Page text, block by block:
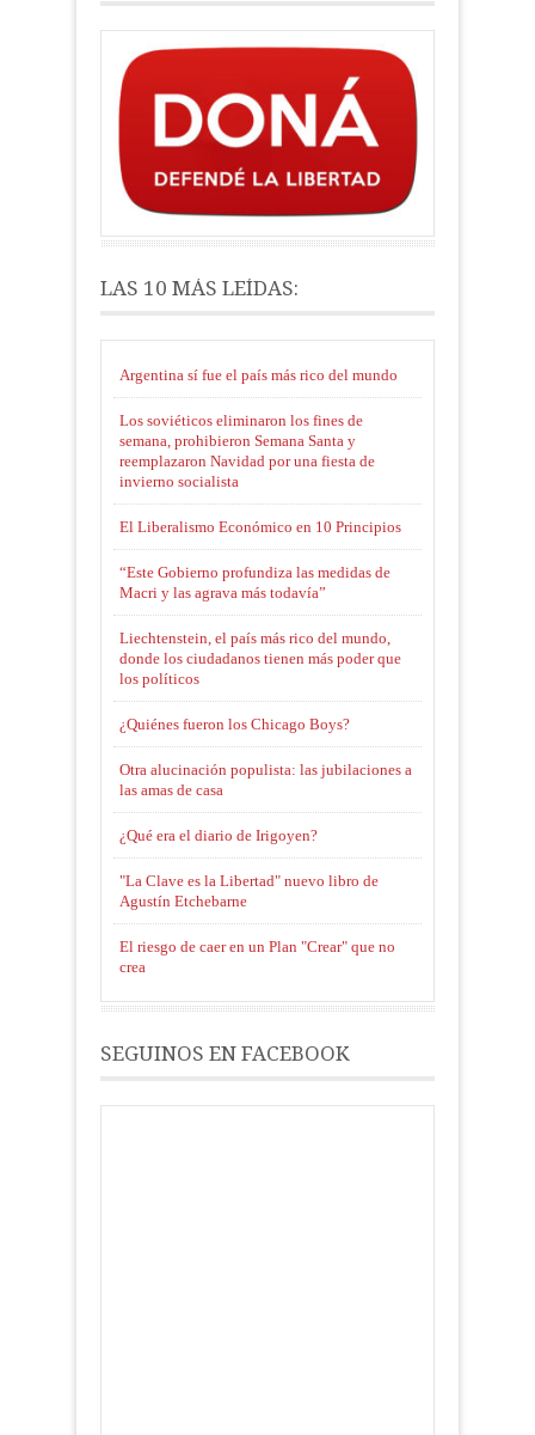
LAS 10 MÁS LEÍDAS:
Argentina sí fue el país más rico del mundo
Los soviéticos eliminaron los fines de
semana, prohibieron Semana Santa y
reemplazaron Navidad por una fiesta de
invierno socialista
El Liberalismo Económico en 10 Principios
“Este Gobierno profundiza las medidas de
Macri y las agrava más todavía”
Liechtenstein, el país más rico del mundo,
donde los ciudadanos tienen más poder que
los políticos
¿Quiénes fueron los Chicago Boys?
Otra alucinación populista: las jubilaciones a
las amas de casa
¿Qué era el diario de Irigoyen?
"La Clave es la Libertad" nuevo libro de
Agustín Etchebarne
El riesgo de caer en un Plan "Crear" que no
crea
SEGUINOS EN FACEBOOK